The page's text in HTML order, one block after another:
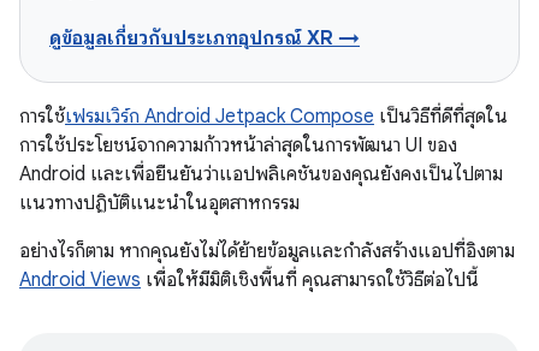
ดูข้อมูลเกี่ยวกับประเภทอุปกรณ์ XR →
การใช้เฟรมเวิร์ก Android Jetpack Compose เป็นวิธีที่ดีที่สุดใน
การใช้ประโยชน์จากความก้าวหน้าล่าสุดในการพัฒนา UI ของ
Android และเพื่อยืนยันว่าแอปพลิเคชันของคุณยังคงเป็นไปตาม
แนวทางปฏิบัติแนะนำในอุตสาหกรรม
อย่างไรก็ตาม หากคุณยังไม่ได้ย้ายข้อมูลและกำลังสร้างแอปที่อิงตาม
Android Views เพื่อให้มีมิติเชิงพื้นที่ คุณสามารถใช้วิธีต่อไปนี้